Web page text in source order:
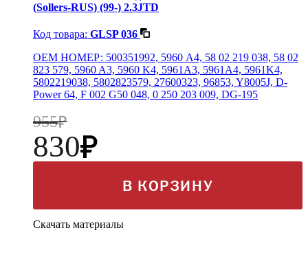
(Sollers-RUS) (99-) 2.3JTD
Код товара: GLSP 036
OEM НОМЕР: 500351992, 5960 A4, 58 02 219 038, 58 02
823 579, 5960 A3, 5960 K4, 5961A3, 5961A4, 5961K4,
5802219038, 5802823579, 27600323, 96853, Y8005J, D-
Power 64, F 002 G50 048, 0 250 203 009, DG-195
955
830
В КОРЗИНУ
Скачать материалы